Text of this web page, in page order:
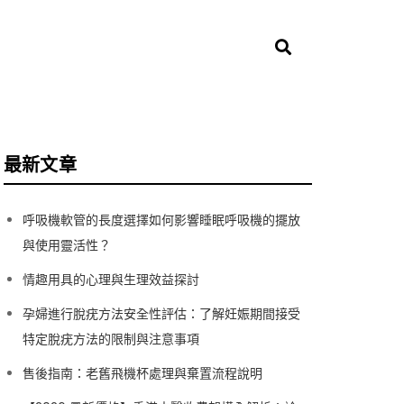
最新文章
呼吸機軟管的長度選擇如何影響睡眠呼吸機的擺放
與使用靈活性？
情趣用具的心理與生理效益探討
孕婦進行脫疣方法安全性評估：了解妊娠期間接受
特定脫疣方法的限制與注意事項
售後指南：老舊飛機杯處理與棄置流程說明